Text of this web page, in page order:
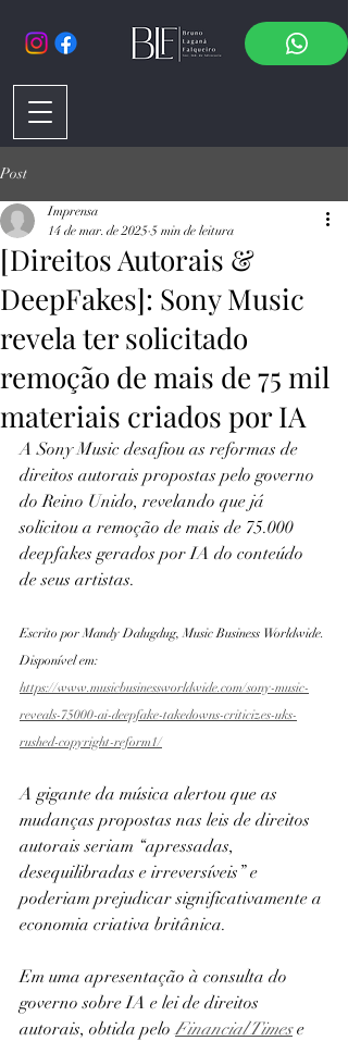
Post
[Direitos Autorais &
DeepFakes]: Sony Music
revela ter solicitado
remoção de mais de 75 mil
materiais criados por IA
Imprensa
14 de mar. de 2025 5 min de leitura
A Sony Music desafiou as reformas de
direitos autorais propostas pelo governo
do Reino Unido, revelando que já
solicitou a remoção de mais de 75.000
deepfakes gerados por IA do conteúdo
de seus artistas.
Escrito por Mandy Dalugdug, Music Business Worldwide.
Disponível em:
https://www.musicbusinessworldwide.com/sony-music-
reveals-75000-ai-deepfake-takedowns-criticizes-uks-
rushed-copyright-reform1/
A gigante da música alertou que as
mudanças propostas nas leis de direitos
autorais seriam “apressadas,
desequilibradas e irreversíveis” e
poderiam prejudicar significativamente a
economia criativa britânica.
Em uma apresentação à consulta do
governo sobre IA e lei de direitos
autorais, obtida pelo Financial Times e